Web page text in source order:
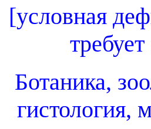
[условная
Ботаника,
гистология,